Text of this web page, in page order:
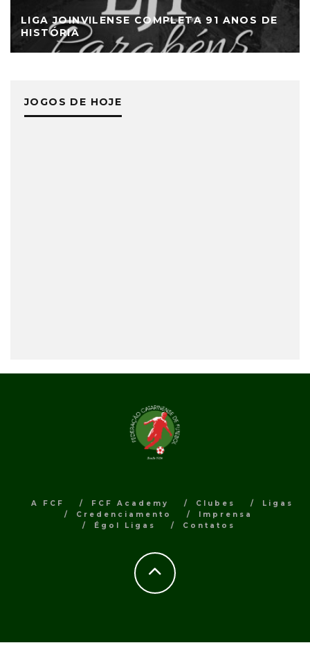
LIGA JOINVILENSE COMPLETA 91 ANOS DE
HISTÓRIA
JOGOS DE HOJE
A FCF FCF Academy Clubes
Ligas
Credenciamento
Imprensa
Égol Ligas
Contatos